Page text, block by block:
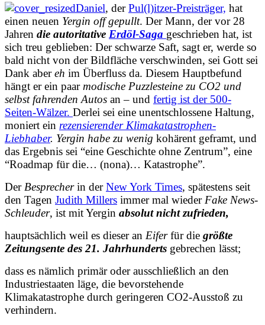
Daniel, derPul(l)itzer-Preisträger, hat
einen neuen Yergin off gepullt. Der Mann, der vor 28
Jahren die autoritative Erdöl-Saga geschrieben hat, ist
sich treu geblieben: Der schwarze Saft, sagt er, werde so
bald nicht von der Bildfläche verschwinden, sei Gott sei
Dank abereh im Überfluss da. Diesem Hauptbefund
hängt er ein paarmodische Puzzlesteine zu CO2 und
selbst fahrenden Autos an – und fertig ist der 500-
Seiten-Wälzer. Derlei sei eine unentschlossene Haltung,
moniert ein rezensierender Klimakatastrophen-
Liebhaber. Yergin habe zu wenig kohärent geframt, und
das Ergebnis sei “eine Geschichte ohne Zentrum”, eine
“Roadmap für die… (nona)… Katastrophe”.
Der Besprecherin derNew York Times, spätestens seit
den Tagen Judith Millers immer mal wieder Fake News-
Schleuder, ist mit Yergin absolut nicht zufrieden,
hauptsächlich weil es dieser an Eiferfür die größte
Zeitungsente des 21. Jahrhunderts gebrechen lässt;
dass es nämlich primär oder ausschließlich an den
Industriestaaten läge, die bevorstehende
Klimakatastrophe durch geringeren CO2-Ausstoß zu
verhindern.